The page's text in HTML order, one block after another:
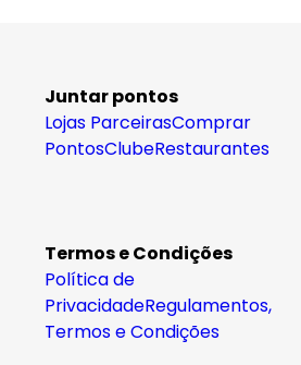
Juntar pontos
Lojas ParceirasComprar
PontosClubeRestaurantes
Termos e Condições
Política de
PrivacidadeRegulamentos,
Termos e Condições